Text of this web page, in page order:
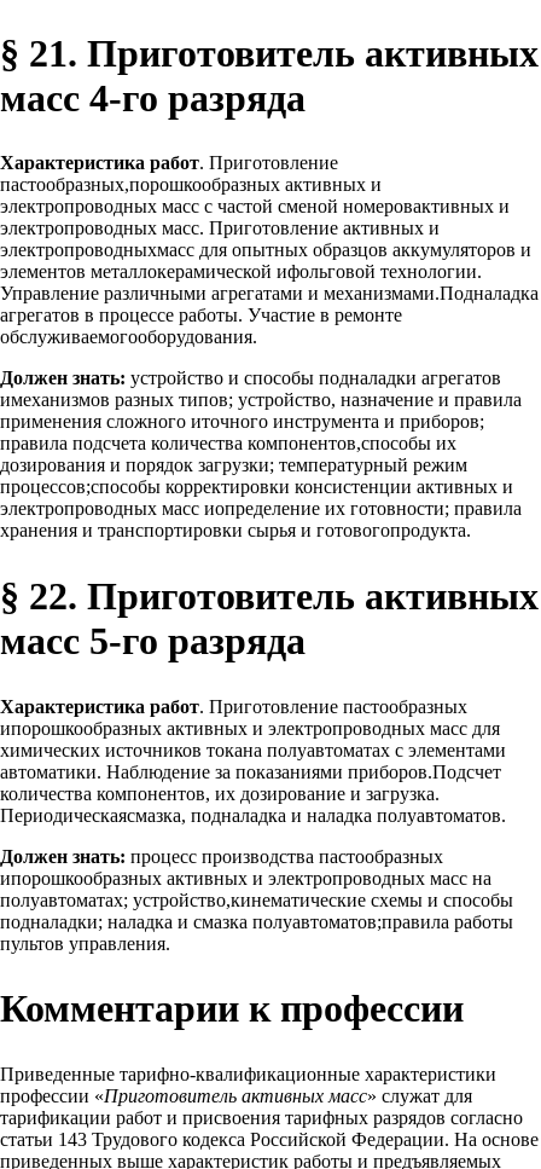
§ 21. Приготовитель активных
масс 4-го разряда
Характеристика работ. Приготовление
пастообразных,порошкообразных активных и
электропроводных масс с частой сменой номеровактивных и
электропроводных масс. Приготовление активных и
электропроводныхмасс для опытных образцов аккумуляторов и
элементов металлокерамической ифольговой технологии.
Управление различными агрегатами и механизмами.Подналадка
агрегатов в процессе работы. Участие в ремонте
обслуживаемогооборудования.
Должен знать: устройство и способы подналадки агрегатов
имеханизмов разных типов; устройство, назначение и правила
применения сложного иточного инструмента и приборов;
правила подсчета количества компонентов,способы их
дозирования и порядок загрузки; температурный режим
процессов;способы корректировки консистенции активных и
электропроводных масс иопределение их готовности; правила
хранения и транспортировки сырья и готовогопродукта.
§ 22. Приготовитель активных
масс 5-го разряда
Характеристика работ. Приготовление пастообразных
ипорошкообразных активных и электропроводных масс для
химических источников токана полуавтоматах с элементами
автоматики. Наблюдение за показаниями приборов.Подсчет
количества компонентов, их дозирование и загрузка.
Периодическаясмазка, подналадка и наладка полуавтоматов.
Должен знать: процесс производства пастообразных
ипорошкообразных активных и электропроводных масс на
полуавтоматах; устройство,кинематические схемы и способы
подналадки; наладка и смазка полуавтоматов;правила работы
пультов управления.
Комментарии к профессии
Приведенные тарифно-квалификационные характеристики
профессии «Приготовитель активных масс» служат для
тарификации работ и присвоения тарифных разрядов согласно
статьи 143 Трудового кодекса Российской Федерации. На основе
приведенных выше характеристик работы и предъявляемых